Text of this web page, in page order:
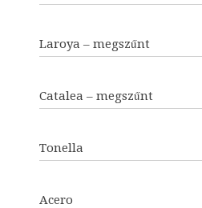
Laroya – megszűnt
Catalea – megszűnt
Tonella
Acero